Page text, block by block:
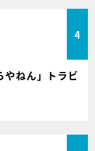
4
やねん」トラビ